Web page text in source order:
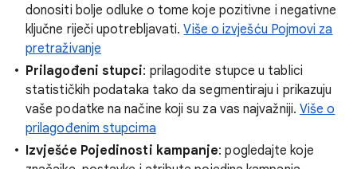
donositi bolje odluke o tome koje pozitivne i negativne
ključne riječi upotrebljavati.Više o izvješću Pojmovi za
pretraživanje
Prilagođeni stupci: prilagodite stupce u tablici
statističkih podataka tako da segmentiraju i prikazuju
vaše podatke na načine koji su za vas najvažniji.Više o
prilagođenim stupcima
Izvješće Pojedinosti kampanje: pogledajte koje